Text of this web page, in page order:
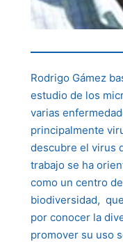
Rodrigo Gámez
estudio de los
varias
principalmente
descubre el virus
trabajo se ha
como un centro
biodiversidad,
por conocer la
promover su uso